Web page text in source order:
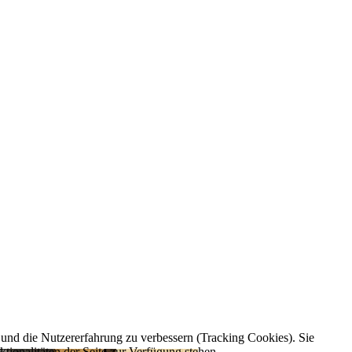
die Nutzererfahrung zu verbessern (Tracking Cookies). Sie